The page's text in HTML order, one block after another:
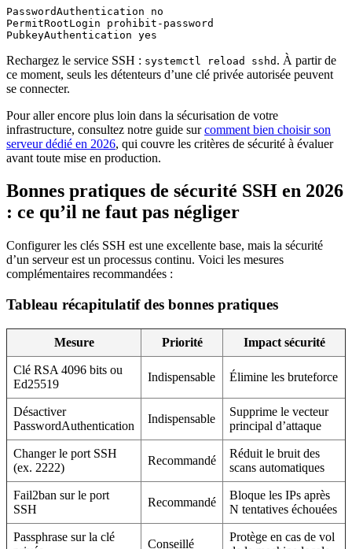
PasswordAuthentication no
PermitRootLogin prohibit-password
PubkeyAuthentication yes
Rechargez le service SSH : systemctl reload sshd . À partir de
ce moment, seuls les détenteurs d’une clé privée autorisée peuvent
se connecter.
Pour aller encore plus loin dans la sécurisation de votre
infrastructure, consultez notre guide surcomment bien choisir son
serveur dédié en 2026, qui couvre les critères de sécurité à évaluer
avant toute mise en production.
Bonnes pratiques de sécurité SSH en 2026
: ce qu’il ne faut pas négliger
Configurer les clés SSH est une excellente base, mais la sécurité
d’un serveur est un processus continu. Voici les mesures
complémentaires recommandées :
Tableau récapitulatif des bonnes pratiques
Mesure Priorité Impact sécurité
Clé RSA 4096 bits ou
Ed25519
Indispensable Élimine les bruteforce
Désactiver
PasswordAuthentication
Indispensable
Supprime le vecteur
principal d’attaque
Changer le port SSH
(ex. 2222)
Recommandé
Réduit le bruit des
scans automatiques
Fail2ban sur le port
SSH
Recommandé
Bloque les IPs après
N tentatives échouées
Passphrase sur la clé
Conseillé
Protège en cas de vol